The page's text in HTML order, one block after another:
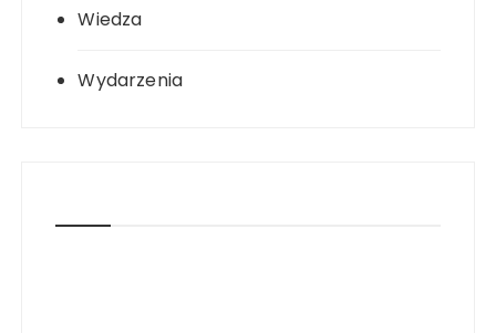
Wiedza
Wydarzenia